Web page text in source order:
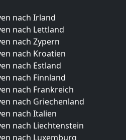
nach Irland
nach Lettland
nach Zypern
nach Kroatien
nach Estland
nach Finnland
nach Frankreich
nach Griechenland
nach Italien
nach Liechtenstein
nach Luxemburg